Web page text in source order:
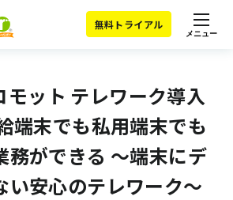
無料トライアル
メニュー
ット テレワーク導入
端末でも私用端末でも
務ができる ～端末にデ
い安心のテレワーク～